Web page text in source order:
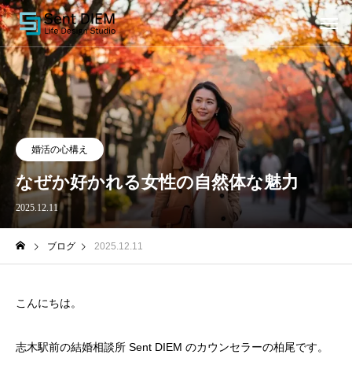
婚活の心構え
なぜか好かれる女性の自然体な魅力
2025.12.11
ブログ 2025.12.11
こんにちは。
志木駅前の結婚相談所 Sent DIEM のカウンセラーの柏尾です。